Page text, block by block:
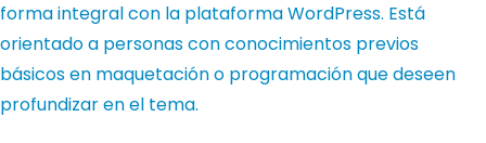
forma integral con la plataforma WordPress. Está
orientado a personas con conocimientos previos
básicos en maquetación o programación que deseen
profundizar en el tema.